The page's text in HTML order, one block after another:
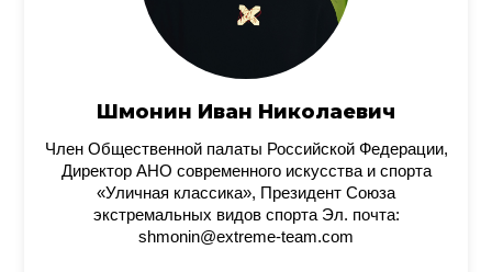
Шмонин Иван Николаевич
Член Общественной палаты Российской Федерации,
Директор АНО современного искусства и спорта
«Уличная классика», Президент Союза
экстремальных видов спорта Эл. почта:
shmonin@extreme-team.com